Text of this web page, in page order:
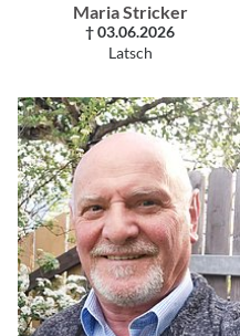
Maria Stricker
† 03.06.2026
Latsch